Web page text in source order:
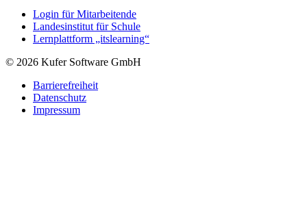
Login für Mitarbeitende
Landesinstitut für Schule
Lernplattform „itslearning“
© 2026 Kufer Software GmbH
Barrierefreiheit
Datenschutz
Impressum